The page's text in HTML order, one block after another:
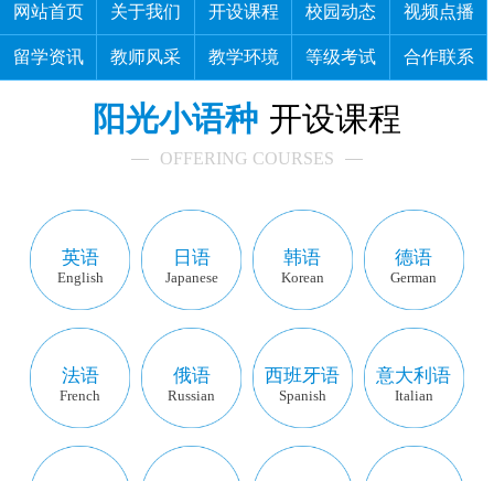
网站首页 关于我们 开设课程 校园动态 视频点播
留学资讯 教师风采 教学环境 等级考试 合作联系
阳光小语种 开设课程
OFFERING COURSES
英语
English
日语
Japanese
韩语
Korean
德语
German
法语
French
俄语
Russian
西班牙语
Spanish
意大利语
Italian